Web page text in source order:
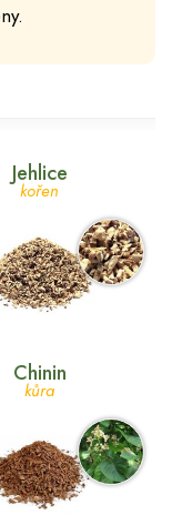
Jehlice
kořen
Chinin
kůra